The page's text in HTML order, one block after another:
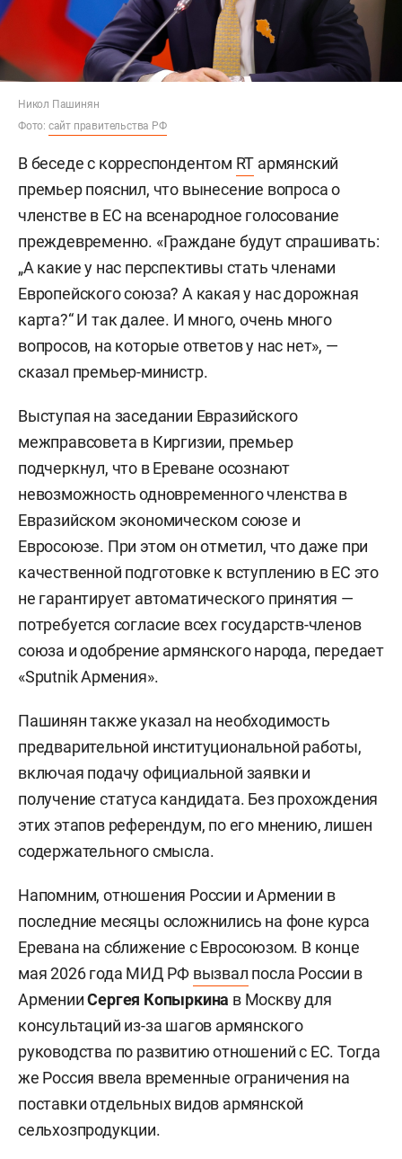
Никол Пашинян
Фото: сайт правительства РФ
В беседе с корреспондентом RT армянский
премьер пояснил, что вынесение вопроса о
членстве в ЕС на всенародное голосование
преждевременно. «Граждане будут спрашивать:
„А какие у нас перспективы стать членами
Европейского союза? А какая у нас дорожная
карта?“ И так далее. И много, очень много
вопросов, на которые ответов у нас нет», —
сказал премьер-министр.
Выступая на заседании Евразийского
межправсовета в Киргизии, премьер
подчеркнул, что в Ереване осознают
невозможность одновременного членства в
Евразийском экономическом союзе и
Евросоюзе. При этом он отметил, что даже при
качественной подготовке к вступлению в ЕС это
не гарантирует автоматического принятия —
потребуется согласие всех государств-членов
союза и одобрение армянского народа, передает
«Sputnik Армения».
Пашинян также указал на необходимость
предварительной институциональной работы,
включая подачу официальной заявки и
получение статуса кандидата. Без прохождения
этих этапов референдум, по его мнению, лишен
содержательного смысла.
Напомним, отношения России и Армении в
последние месяцы осложнились на фоне курса
Еревана на сближение с Евросоюзом. В конце
мая 2026 года МИД РФ вызвал посла России в
АрменииСергея Копыркина в Москву для
консультаций из-за шагов армянского
руководства по развитию отношений с ЕС. Тогда
же Россия ввела временные ограничения на
поставки отдельных видов армянской
сельхозпродукции.